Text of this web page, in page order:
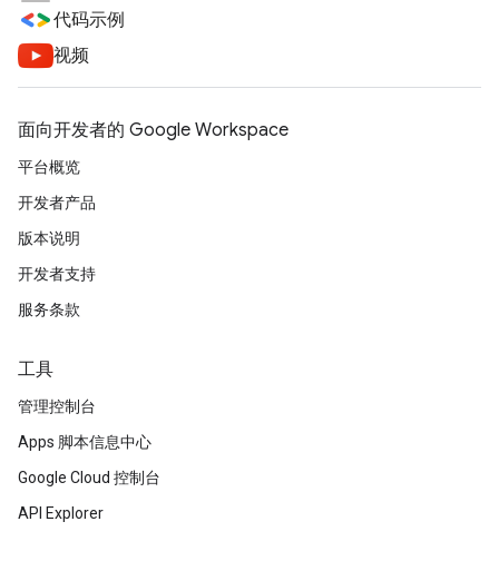
代码示例
视频
面向开发者的 Google Workspace
平台概览
开发者产品
版本说明
开发者支持
服务条款
工具
管理控制台
Apps 脚本信息中心
Google Cloud 控制台
API Explorer